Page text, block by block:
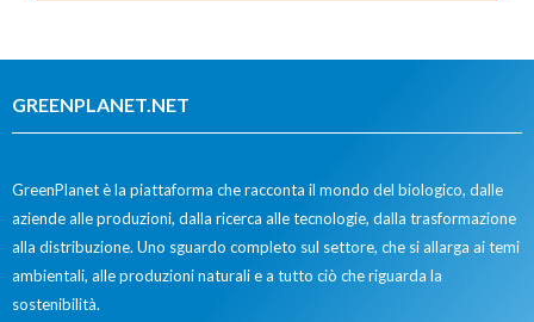
GREENPLANET.NET
GreenPlanet è la piattaforma che racconta il mondo del biologico, dalle
aziende alle produzioni, dalla ricerca alle tecnologie, dalla trasformazione
alla distribuzione. Uno sguardo completo sul settore, che si allarga ai temi
ambientali, alle produzioni naturali e a tutto ciò che riguarda la
sostenibilità.